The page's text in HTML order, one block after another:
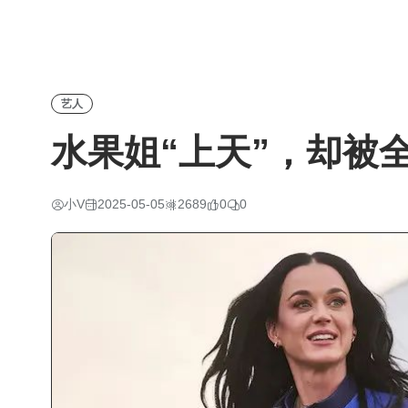
艺人
水果姐“上天”，却被
小V 2025-05-05 2689 0 0